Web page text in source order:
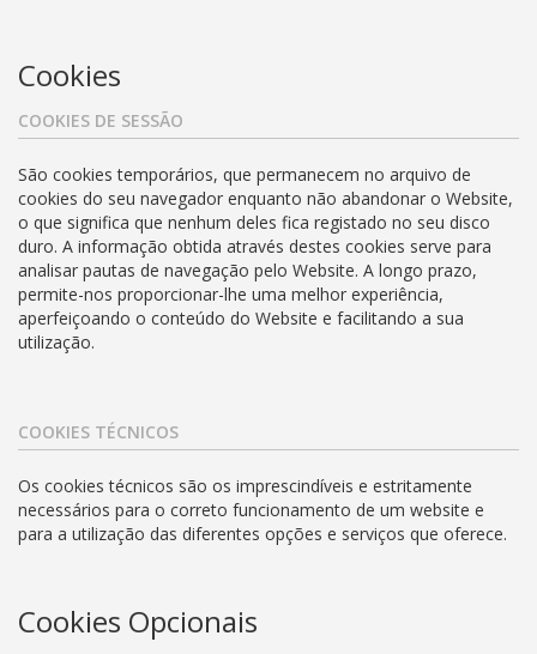
Cookies
COOKIES DE SESSÃO
São cookies temporários, que permanecem no arquivo de
cookies do seu navegador enquanto não abandonar o Website,
o que significa que nenhum deles fica registado no seu disco
duro. A informação obtida através destes cookies serve para
analisar pautas de navegação pelo Website. A longo prazo,
permite-nos proporcionar-lhe uma melhor experiência,
aperfeiçoando o conteúdo do Website e facilitando a sua
utilização.
COOKIES TÉCNICOS
Os cookies técnicos são os imprescindíveis e estritamente
necessários para o correto funcionamento de um website e
para a utilização das diferentes opções e serviços que oferece.
Cookies Opcionais